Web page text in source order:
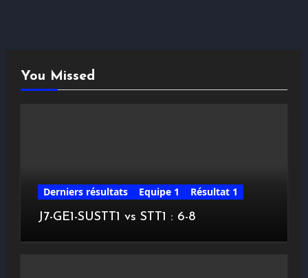
You Missed
Derniers résultats Equipe 1
Résultat 1
J7-GE1-SUSTT1 vs STT1 : 6-8